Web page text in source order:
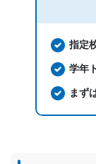
指定
学年
まず